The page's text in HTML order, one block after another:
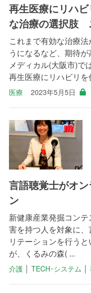
再生医療にリハ
な治療の選択肢
これまで有効な治療
うになるなど、期待
メディカル(大阪市)で
再生医療にリハビリ
医療 2023年5月5日
言語聴覚士がオ
ン
新健康産業発掘コン
害を持つ人を対象に
リテーションを行う
が、くるみの森( ...
介護│ TECH･システム │